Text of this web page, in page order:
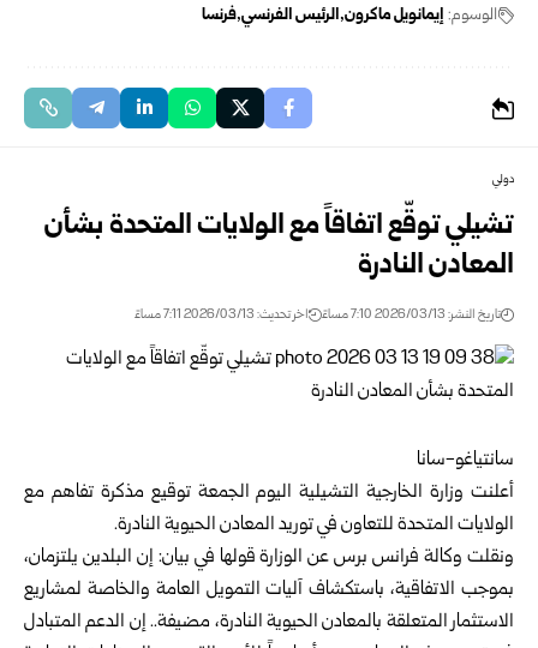
الوسوم: إيمانويل ماكرون الرئيس الفرنسي فرنسا
دولي
تشيلي توقّع اتفاقاً مع الولايات المتحدة بشأن
المعادن النادرة
تاريخ النشر: 2026/03/13 7:10 مساءً اخر تحديث: 2026/03/13 7:11 مساءً
سانتياغو-سانا
أعلنت وزارة الخارجية التشيلية اليوم الجمعة توقيع مذكرة تفاهم مع
الولايات المتحدة للتعاون في توريد المعادن الحيوية النادرة.
ونقلت وكالة فرانس برس عن الوزارة قولها في بيان: إن البلدين يلتزمان،
بموجب الاتفاقية، باستكشاف آليات التمويل العامة والخاصة لمشاريع
الاستثمار المتعلقة بالمعادن الحيوية النادرة، مضيفة.. إن الدعم المتبادل